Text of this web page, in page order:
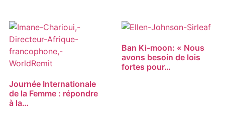
Journée Internationale
de la Femme : répondre
à la…
Ban Ki-moon: « Nous
avons besoin de lois
fortes pour…